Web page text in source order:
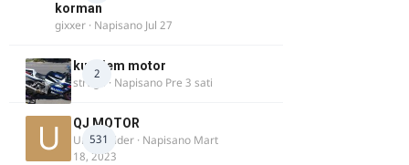
korman
gixxer · Napisano Jul 27
2
kupujem motor
strugo · Napisano Pre 3 sati
531
QJ MOTOR
Urban Rider · Napisano Mart
18, 2023